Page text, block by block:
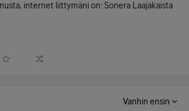
internet liittymäni on: Sonera Laajakaista
Vanhin ensin